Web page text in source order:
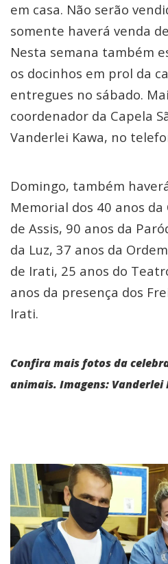
em casa. Não serão
somente haverá venda
Nesta semana também
os docinhos em prol da
entregues no sábado.
coordenador da Capela
Vanderlei Kawa, no
Domingo, também
Memorial dos 40 anos da
de Assis, 90 anos da
da Luz, 37 anos da
de Irati, 25 anos do
anos da presença dos
Irati.
Confira mais fotos da
animais. Imagens: Vanderlei